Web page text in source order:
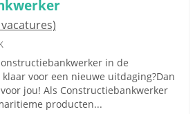
in de
voor een nieuwe uitdaging?Dan
jou! Als Constructiebankwerker
producten...